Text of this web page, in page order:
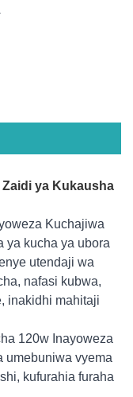
ya Kukausha
Kuchajiwa
ya kucha ya ubora
utendaji wa
nafasi kubwa,
inakidhi mahitaji
120w Inayoweza
umebuniwa vyema
kufurahia furaha